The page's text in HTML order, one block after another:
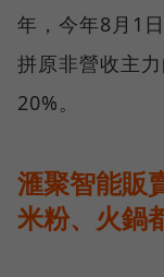
年，今年8月1
拼原非營收主
20%。
滙聚智能販
米粉、火鍋